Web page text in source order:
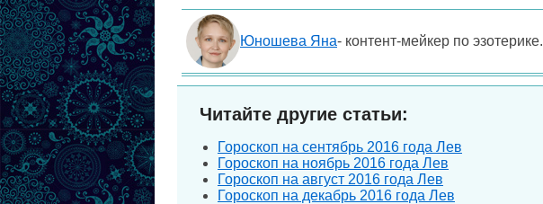
Юношева Яна- контент-мейкер по эзотерике.
Читайте другие статьи:
Гороскоп на сентябрь 2016 года Лев
Гороскоп на ноябрь 2016 года Лев
Гороскоп на август 2016 года Лев
Гороскоп на декабрь 2016 года Лев